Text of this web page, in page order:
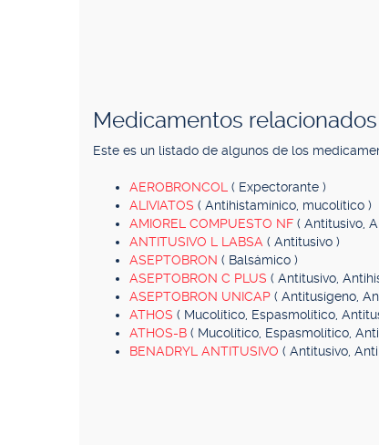
Medicamentos relacionados
Este es un listado de algunos de los
AEROBRONCOL ( Expectorante )
ALIVIATOS ( Antihistamínico, mucolítico )
AMIOREL COMPUESTO NF ( Antitusivo,
ANTITUSIVO L LABSA ( Antitusivo )
ASEPTOBRON ( Balsámico )
ASEPTOBRON C PLUS ( Antitusivo,
ASEPTOBRON UNICAP ( Antitusígeno,
ATHOS ( Mucolítico, Espasmolítico,
ATHOS-B ( Mucolítico, Espasmolítico,
BENADRYL ANTITUSIVO ( Antitusivo,